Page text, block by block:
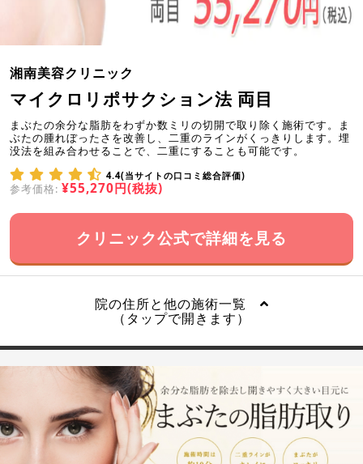
湘南美容クリニック
マイクロリポサクション法 両目
まぶたの余分な脂肪をわずか数ミリの切開で取り除く施術です。ま
ぶたの腫れぼったさを改善し、二重のラインがくっきりします。埋
没法を組み合わせることで、二重にすることも可能です。
4.4(当サイトの口コミ総合評価)
参考価格: ¥55,270円(税抜)
クリニック公式で詳細を見る
院の住所と他の施術一覧
（タップで開きます）